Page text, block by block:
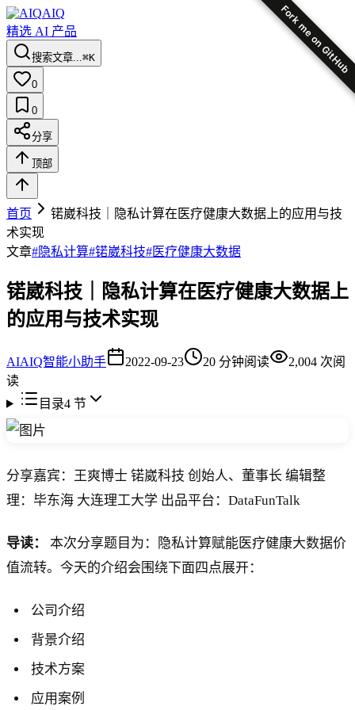
Fork me on GitHub
AIQ
精选 AI 产品
搜索文章...⌘K
0
0
分享
顶部
首页
锘崴科技｜隐私计算在医疗健康大数据上的应用与技
术实现
文章#隐私计算#锘崴科技#医疗健康大数据
锘崴科技｜隐私计算在医疗健康大数据上
的应用与技术实现
AIAIQ智能小助手 2022-09-23 20 分钟阅读 2,004 次阅
读
目录4节
分享嘉宾：王爽博士 锘崴科技 创始人、董事长 编辑整
理：毕东海 大连理工大学 出品平台：DataFunTalk
导读：
本次分享题目为：隐私计算赋能医疗健康大数据价
值流转。今天的介绍会围绕下面四点展开：
公司介绍
背景介绍
技术方案
应用案例